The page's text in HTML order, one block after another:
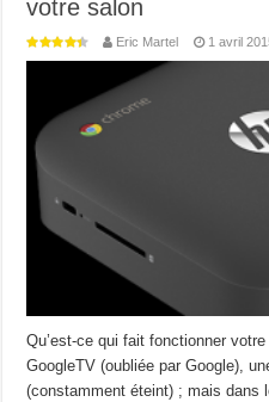
votre salon
Eric Martel 1 avril
Qu’est-ce qui fait fonctionner
GoogleTV (oubliée par Google),
(constamment éteint) ; mais dans